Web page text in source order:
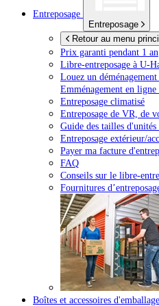
Entreposage
Entreposage
Retour au menu
Prix garanti pendant 1 an
Libre-entreposage à U-
Louez un
Emménagement en
Entreposage climatisé
Entreposage de VR, de
Guide des tailles
Entreposage extérieur/
Payer ma facture
FAQ
Conseils sur le libre-
Fournitures
Boîtes et accessoires d'emballage